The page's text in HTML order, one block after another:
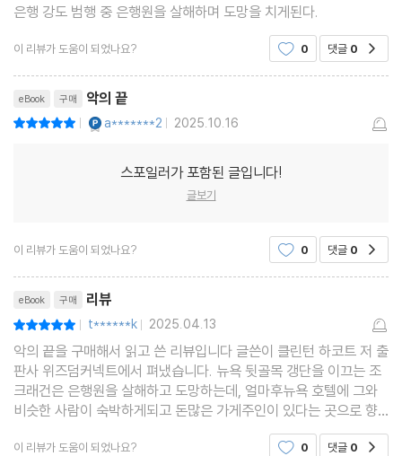
은행 강도 범행 중 은행원을 살해하며 도망을 치게된다.
이 리뷰가 도움이 되었나요? 0 댓글 0
eBook 구매 악의 끝
| a*******2 | 2025.10.16
스포일러가 포함된 글입니다!
글보기
이 리뷰가 도움이 되었나요? 0 댓글 0
eBook 구매 리뷰
| t******k | 2025.04.13
악의 끝을 구매해서 읽고 쓴 리뷰입니다 글쓴이 클린턴 하코트 저 출
판사 위즈덤커넥트에서 펴냈습니다. 뉴욕 뒷골목 갱단을 이끄는 조
크래건은 은행원을 살해하고 도망하는데, 얼마후뉴욕 호텔에 그와
비슷한 사람이 숙박하게되고 돈많은 가게주인이 있다는 곳으로 향
하는데. 인간의 욕망, 악의 끝을 본듯하네요 흥미로운 글이었습니다
이 리뷰가 도움이 되었나요? 0 댓글 0